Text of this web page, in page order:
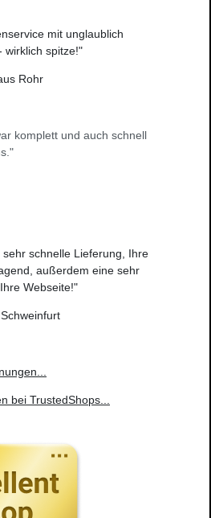
mit unglaublich
wirklich spitze!"
Rohr
komplett und auch schnell
schnelle Lieferung, Ihre
außerdem eine sehr
Webseite!"
bei TrustedShops